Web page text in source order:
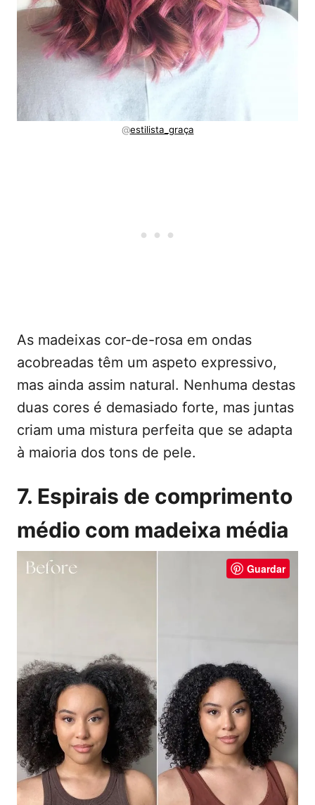
@estilista_graça
As madeixas cor-de-rosa em ondas
acobreadas têm um aspeto expressivo,
mas ainda assim natural. Nenhuma destas
duas cores é demasiado forte, mas juntas
criam uma mistura perfeita que se adapta
à maioria dos tons de pele.
7. Espirais de comprimento
médio com madeixa média
Guardar